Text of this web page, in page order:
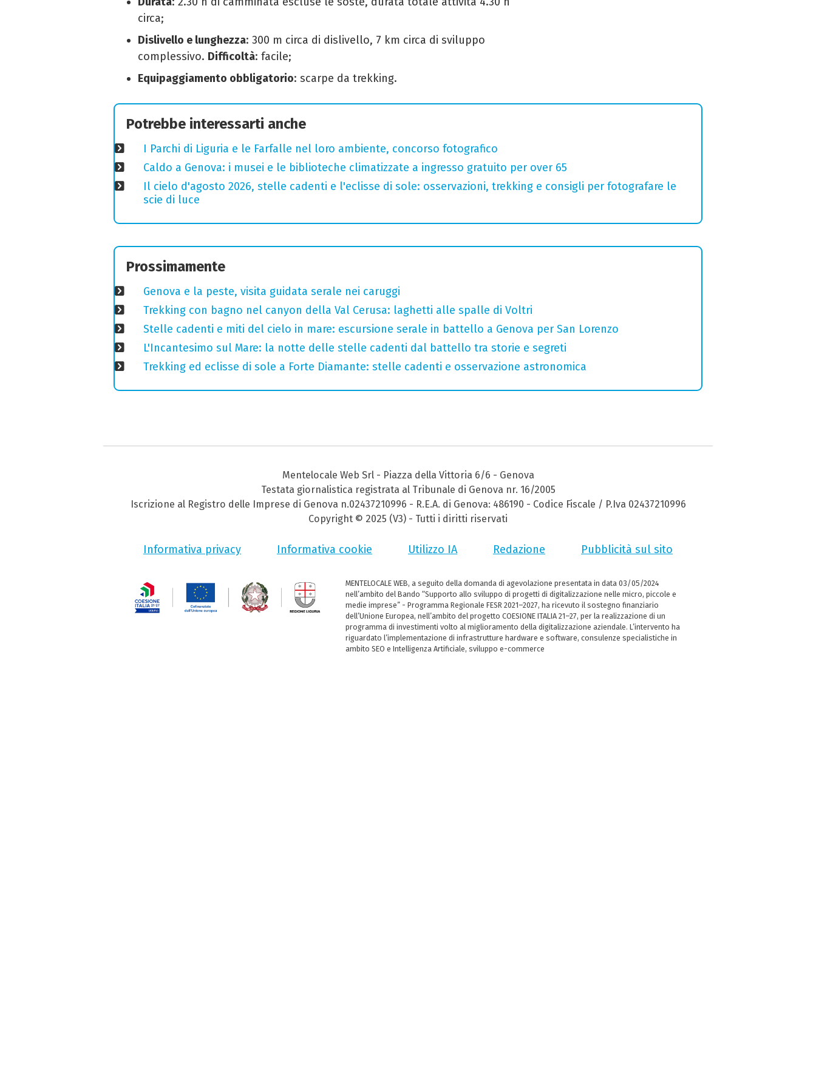
circa;
Dislivello e lunghezza: 300 m circa di dislivello, 7 km circa di sviluppo
complessivo. Difficoltà: facile;
Equipaggiamento obbligatorio: scarpe da trekking.
Potrebbe interessarti anche
I Parchi di Liguria e le Farfalle nel loro ambiente, concorso fotografico
Caldo a Genova: i musei e le biblioteche climatizzate a ingresso gratuito per over 65
Il cielo d'agosto 2026, stelle cadenti e l'eclisse di sole: osservazioni, trekking e consigli per fotografare le
scie di luce
Prossimamente
Genova e la peste, visita guidata serale nei caruggi
Trekking con bagno nel canyon della Val Cerusa: laghetti alle spalle di Voltri
Stelle cadenti e miti del cielo in mare: escursione serale in battello a Genova per San Lorenzo
L'Incantesimo sul Mare: la notte delle stelle cadenti dal battello tra storie e segreti
Trekking ed eclisse di sole a Forte Diamante: stelle cadenti e osservazione astronomica
Mentelocale Web Srl - Piazza della Vittoria 6/6 - Genova
Testata giornalistica registrata al Tribunale di Genova nr. 16/2005
Iscrizione al Registro delle Imprese di Genova n.02437210996 - R.E.A. di Genova: 486190 - Codice Fiscale / P.Iva 02437210996
Copyright © 2025 (V3) - Tutti i diritti riservati
Informativa privacy Informativa cookie Utilizzo IA Redazione Pubblicità sul sito
MENTELOCALE WEB, a seguito della domanda di agevolazione presentata in data 03/05/2024
nell’ambito del Bando “Supporto allo sviluppo di progetti di digitalizzazione nelle micro, piccole e
medie imprese” - Programma Regionale FESR 2021–2027, ha ricevuto il sostegno finanziario
dell’Unione Europea, nell’ambito del progetto COESIONE ITALIA 21–27, per la realizzazione di un
programma di investimenti volto al miglioramento della digitalizzazione aziendale. L’intervento ha
riguardato l’implementazione di infrastrutture hardware e software, consulenze specialistiche in
ambito SEO e Intelligenza Artificiale, sviluppo e-commerce